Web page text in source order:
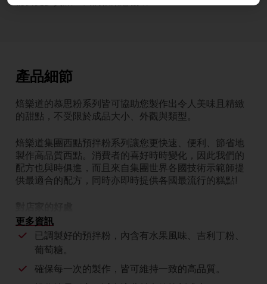
產品細節
焙樂道的慕思粉系列皆可協助您製作出令人美味且精緻
的甜點，不受限於成品大小、外觀與類型。
焙樂道集團西點預拌粉系列讓您更快速、便利、節省地
製作高品質西點。消費者的喜好時時變化，因此我們的
配方也與時俱進，而且來自集團世界各國技術示範師提
供最適合的配方，同時亦即時提供各國最流行的糕點!
口感細緻優雅，輕盈滑順。
風味香醇，千變萬化的多重驚喜。
對消費者的好處
更多資訊
已調製好的預拌粉，內含有水果風味、吉利丁粉、
葡萄糖。
確保每一次的製作，皆可維持一致的高品質。